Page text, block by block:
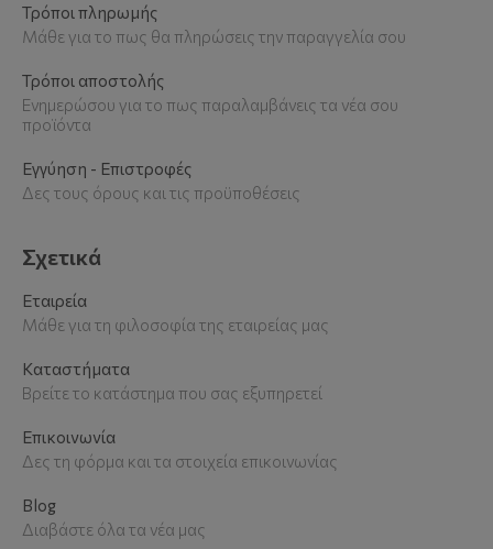
Τρόποι πληρωμής
Μάθε για το πως θα πληρώσεις την παραγγελία σου
Τρόποι αποστολής
Ενημερώσου για το πως παραλαμβάνεις τα νέα σου
προϊόντα
Εγγύηση - Επιστροφές
Δες τους όρους και τις προϋποθέσεις
Σχετικά
Εταιρεία
Μάθε για τη φιλοσοφία της εταιρείας μας
Καταστήματα
Βρείτε το κατάστημα που σας εξυπηρετεί
Επικοινωνία
Δες τη φόρμα και τα στοιχεία επικοινωνίας
Blog
Διαβάστε όλα τα νέα μας